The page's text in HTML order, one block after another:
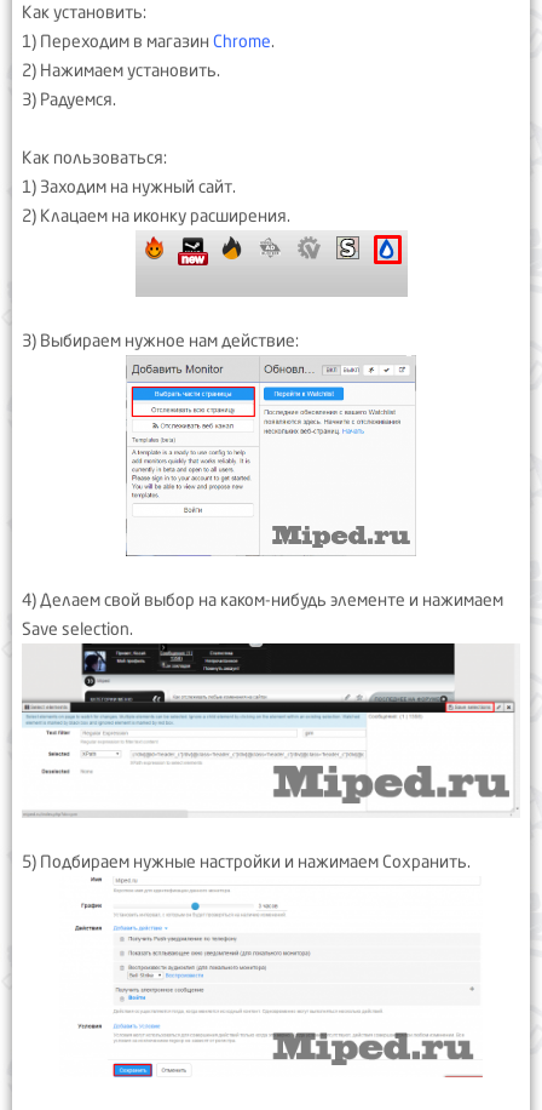
Как установить:
1) Переходим в магазин Chrome.
2) Нажимаем установить.
3) Радуемся.
Как пользоваться:
1) Заходим на нужный сайт.
2) Клацаем на иконку расширения.
3) Выбираем нужное нам действие:
4) Делаем свой выбор на каком-нибудь элементе и нажимаем
Save selection.
5) Подбираем нужные настройки и нажимаем Сохранить.